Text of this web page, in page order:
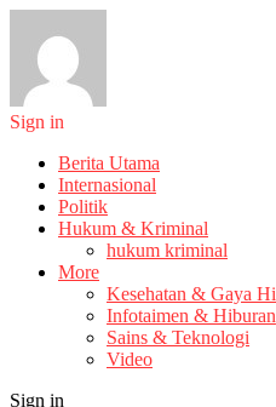
Sign in
Berita Utama
Internasional
Politik
Hukum & Kriminal
hukum kriminal
More
Kesehatan & Gaya
Infotaimen & Hiburan
Sains & Teknologi
Video
Sign in